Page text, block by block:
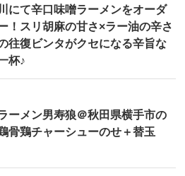
川にて辛口味噌ラーメンをオーダ
！スリ胡麻の甘さ×ラー油の辛さ
往復ビンタがクセになる辛旨な
杯♪
ーメン男寿狼＠秋田県横手市の
骨鶏チャーシューのせ＋替玉